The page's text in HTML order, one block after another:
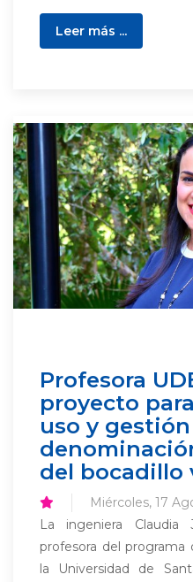
Leer más ...
Profesora
proyecto
uso y
del bocadillo
Miércoles, 17
La ingeniera Claudia
profesora del
la Universidad de